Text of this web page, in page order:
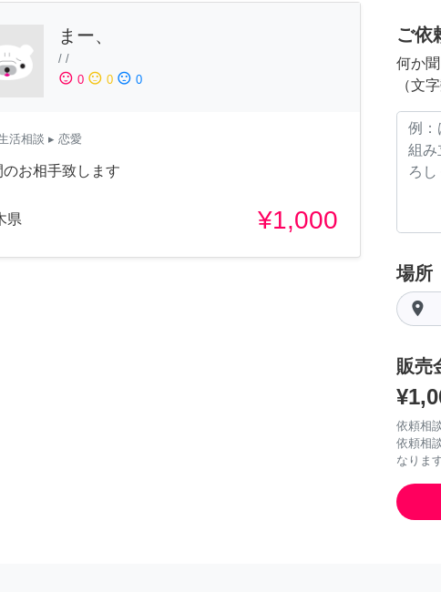
まー、
/ /
sentiment_satisfied 0 sentiment_neutral 0 sentiment_dissatisfied 0
活相談 ▸ 恋愛
のお相手致します
県 ¥1,000
ご依
何か
（文
場所
room
販売
依頼相
依頼相
なります